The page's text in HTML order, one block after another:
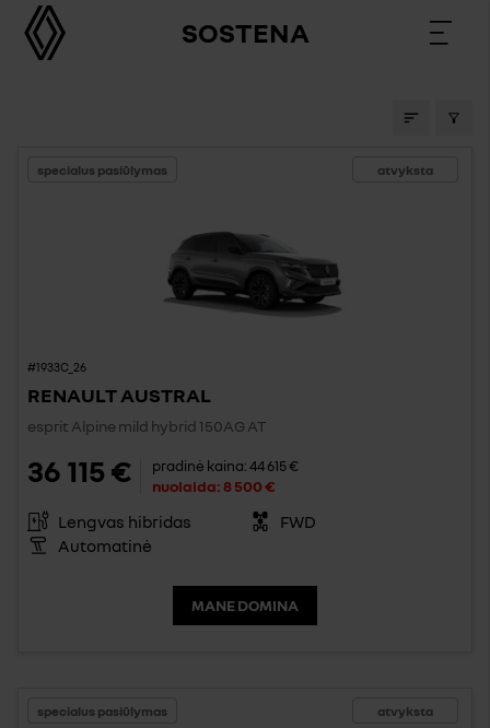
SOSTENA
atvyksta
specialus pasiūlymas
#1933C_26
RENAULT AUSTRAL
esprit Alpine mild hybrid 150AG AT
36 115 € pradinė kaina:44 615 €
nuolaida:8 500 €
Lengvas hibridas
FWD
Automatinė
MANE DOMINA
atvyksta
specialus pasiūlymas